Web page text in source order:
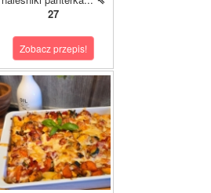
27
Zobacz przepis!